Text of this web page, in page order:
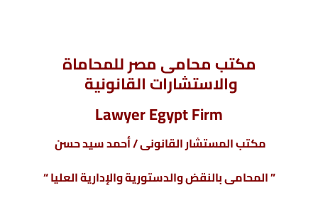
مكتب محامى مصر للمحاماة
والاستشارات القانونية
Lawyer Egypt Firm
مكتب المستشار القانونى / أحمد سيد حسن
” المحامى بالنقض والدستورية والإدارية العليا “